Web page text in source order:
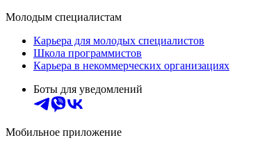
Молодым специалистам
Карьера для молодых специалистов
Школа программистов
Карьера в некоммерческих организациях
Боты для уведомлений
Мобильное приложение